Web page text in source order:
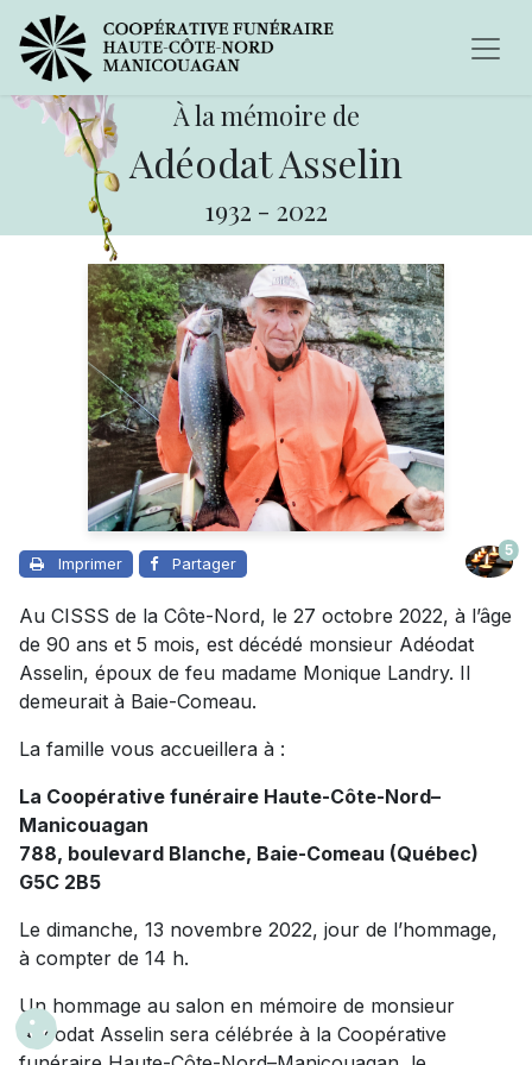
À la mémoire de
Adéodat Asselin
1932 - 2022
Imprimer Partager
5
Au CISSS de la Côte-Nord, le 27 octobre 2022, à l’âge
de 90 ans et 5 mois, est décédé monsieur Adéodat
Asselin, époux de feu madame Monique Landry. Il
demeurait à Baie-Comeau.
La famille vous accueillera à :
La Coopérative funéraire Haute-Côte-Nord–
Manicouagan
788, boulevard Blanche, Baie-Comeau (Québec)
G5C 2B5
Le dimanche, 13 novembre 2022, jour de l’hommage,
à compter de 14 h.
Un hommage au salon en mémoire de monsieur
Adéodat Asselin sera célébrée à la Coopérative